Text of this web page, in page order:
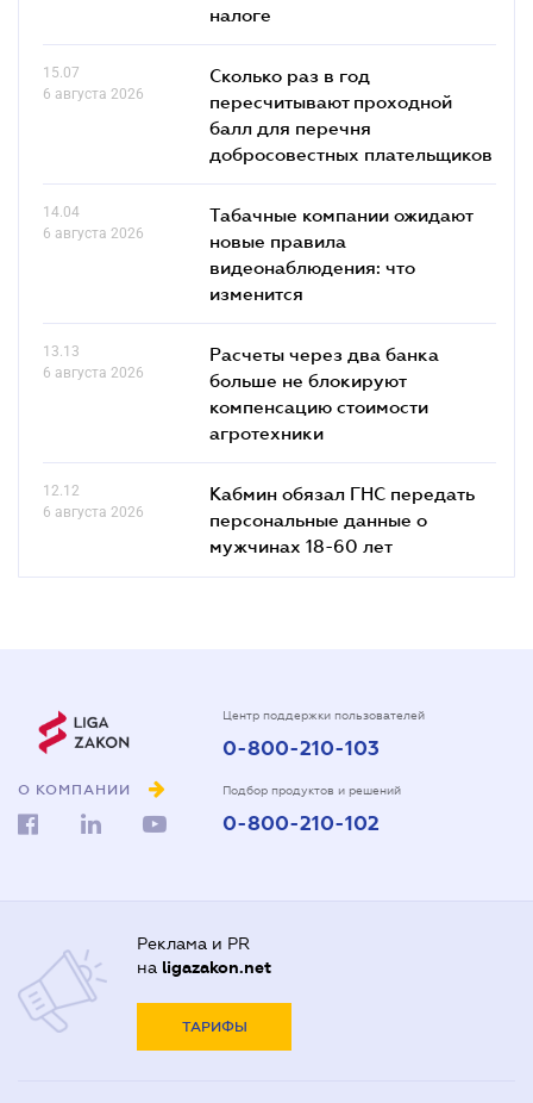
налоге
15.07
6 августа 2026
Сколько раз в год
пересчитывают проходной
балл для перечня
добросовестных плательщиков
14.04
6 августа 2026
Табачные компании ожидают
новые правила
видеонаблюдения: что
изменится
13.13
6 августа 2026
Расчеты через два банка
больше не блокируют
компенсацию стоимости
агротехники
12.12
6 августа 2026
Кабмин обязал ГНС передать
персональные данные о
мужчинах 18-60 лет
О КОМПАНИИ
Центр поддержки пользователей
0-800-210-103
Подбор продуктов и решений
0-800-210-102
Реклама и PR
на ligazakon.net
ТАРИФЫ